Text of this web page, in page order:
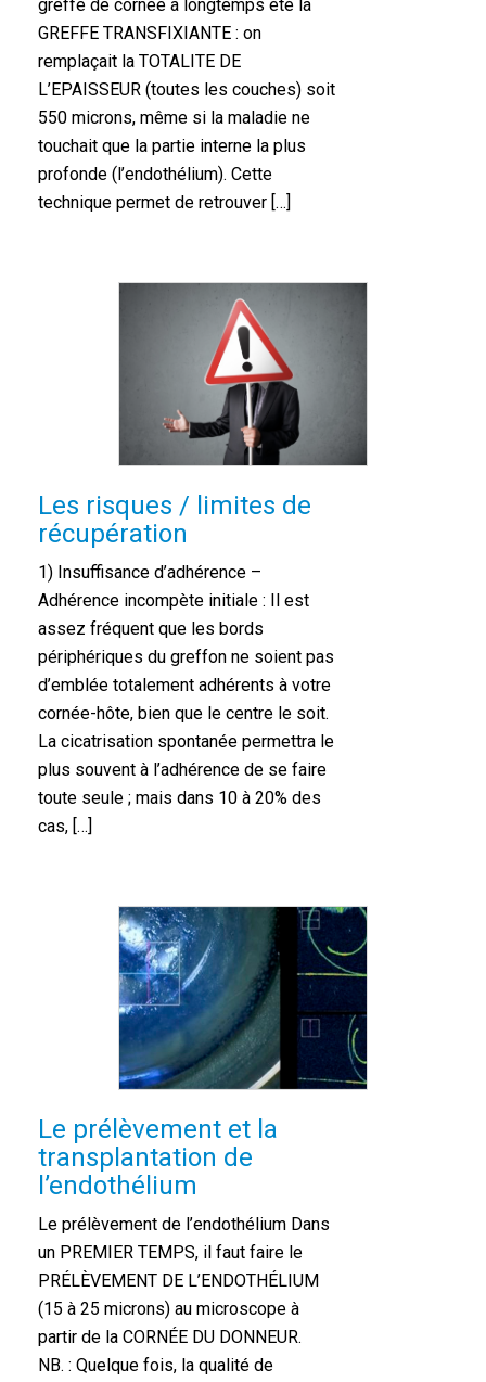
greffe de cornée a longtemps été la
GREFFE TRANSFIXIANTE : on
remplaçait la TOTALITE DE
L’EPAISSEUR (toutes les couches) soit
550 microns, même si la maladie ne
touchait que la partie interne la plus
profonde (l’endothélium). Cette
technique permet de retrouver […]
Les risques / limites de
récupération
1) Insuffisance d’adhérence –
Adhérence incompète initiale : Il est
assez fréquent que les bords
périphériques du greffon ne soient pas
d’emblée totalement adhérents à votre
cornée-hôte, bien que le centre le soit.
La cicatrisation spontanée permettra le
plus souvent à l’adhérence de se faire
toute seule ; mais dans 10 à 20% des
cas, […]
Le prélèvement et la
transplantation de
l’endothélium
Le prélèvement de l’endothélium Dans
un PREMIER TEMPS, il faut faire le
PRÉLÈVEMENT DE L’ENDOTHÉLIUM
(15 à 25 microns) au microscope à
partir de la CORNÉE DU DONNEUR.
NB. : Quelque fois, la qualité de